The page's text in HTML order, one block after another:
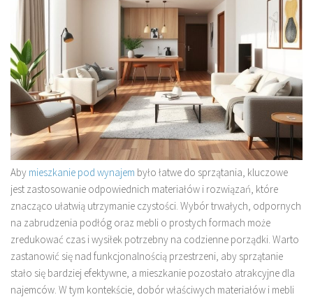
Aby mieszkanie pod wynajem było łatwe do sprzątania, kluczowe
jest zastosowanie odpowiednich materiałów i rozwiązań, które
znacząco ułatwią utrzymanie czystości. Wybór trwałych, odpornych
na zabrudzenia podłóg oraz mebli o prostych formach może
zredukować czas i wysiłek potrzebny na codzienne porządki. Warto
zastanowić się nad funkcjonalnością przestrzeni, aby sprzątanie
stało się bardziej efektywne, a mieszkanie pozostało atrakcyjne dla
najemców. W tym kontekście, dobór właściwych materiałów i mebli